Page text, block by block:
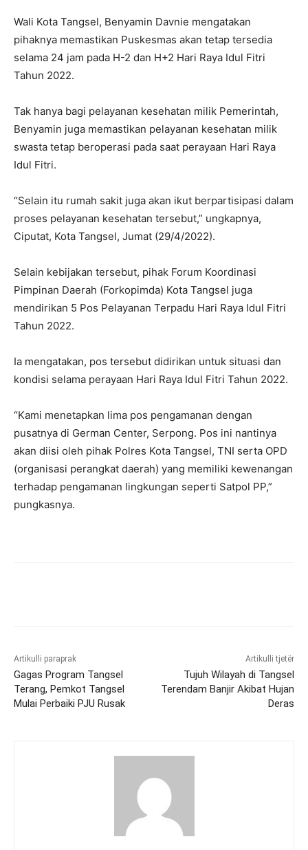
Wali Kota Tangsel, Benyamin Davnie mengatakan
pihaknya memastikan Puskesmas akan tetap tersedia
selama 24 jam pada H-2 dan H+2 Hari Raya Idul Fitri
Tahun 2022.
Tak hanya bagi pelayanan kesehatan milik Pemerintah,
Benyamin juga memastikan pelayanan kesehatan milik
swasta tetap beroperasi pada saat perayaan Hari Raya
Idul Fitri.
“Selain itu rumah sakit juga akan ikut berpartisipasi dalam
proses pelayanan kesehatan tersebut,” ungkapnya,
Ciputat, Kota Tangsel, Jumat (29/4/2022).
Selain kebijakan tersebut, pihak Forum Koordinasi
Pimpinan Daerah (Forkopimda) Kota Tangsel juga
mendirikan 5 Pos Pelayanan Terpadu Hari Raya Idul Fitri
Tahun 2022.
Ia mengatakan, pos tersebut didirikan untuk situasi dan
kondisi selama perayaan Hari Raya Idul Fitri Tahun 2022.
“Kami menetapkan lima pos pengamanan dengan
pusatnya di German Center, Serpong. Pos ini nantinya
akan diisi oleh pihak Polres Kota Tangsel, TNI serta OPD
(organisasi perangkat daerah) yang memiliki kewenangan
terhadap pengamanan lingkungan seperti Satpol PP,”
pungkasnya.
Artikulli paraprak
Gagas Program Tangsel
Terang, Pemkot Tangsel
Mulai Perbaiki PJU Rusak
Artikulli tjetër
Tujuh Wilayah di Tangsel
Terendam Banjir Akibat Hujan
Deras